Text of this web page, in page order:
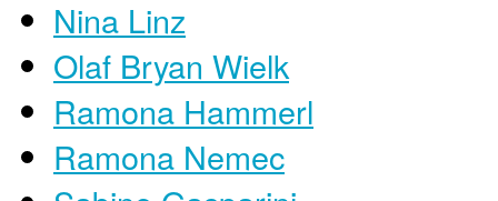
Nina Linz
Olaf Bryan Wielk
Ramona Hammerl
Ramona Nemec